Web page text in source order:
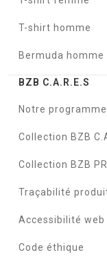
T-shirt homme
Bermuda homme
BZB C.A.R.E.S
Notre programme
Collection BZB
Collection BZB
Traçabilité
Accessibilité web
Code éthique